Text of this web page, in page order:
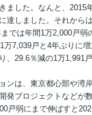
ました。なんと、2015
達しました。それから
では年間1万2,000戸弱
万7,039戸と4年ぶりに
、29.6％減の1万1,991
ンは、東京都心部や湾
発プロジェクトなどが
戸弱にまで伸ばすと